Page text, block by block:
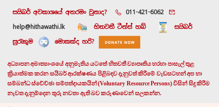
සයිබර් අවකාශයේ අතරමං වුනාද?
011-421-6062
help@hithawathi.lk
හිතවතී ටීන්ස් හබ්
සයිබර්
සුරැකුම
මොකක්ද හරි?
අධ්‍යාපන අමාත්‍යාංශයේ අනුමැතිය යටතේ හිතවතී ව්‍යාපෘතිය හරහා පාසැල් තුළ
ක්‍රියාත්මක කරන සයිබර් ආරක්ෂණය පිළිබඳව දැනුවත් කිරීමේ වැඩසටහන් අප හා
සම්බන්ධ ස්වේච්ඡා සම්පත්දායකයින් (Voluntary Resource Persons) විසින් සිදු කිරීම
නැවත දැනුම්දෙන තුරු නවතා ඇති බව කරුණාවෙන් සලකන්න.